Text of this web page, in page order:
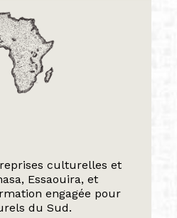
culturelles et
Essaouira, et
engagée pour
du Sud.